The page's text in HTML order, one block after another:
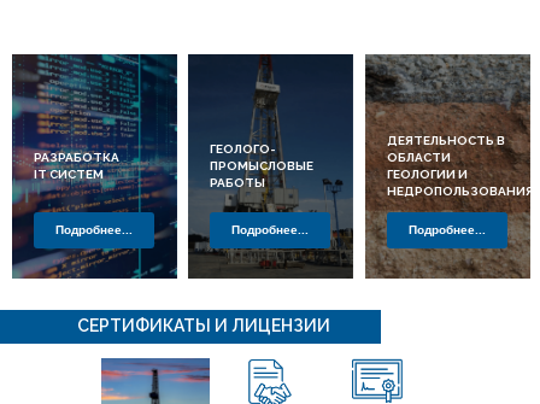
РАЗРАБОТКА
IT СИСТЕМ
Подробнее...
ГЕОЛОГО-
ПРОМЫСЛОВЫЕ
РАБОТЫ
Подробнее...
ДЕЯТЕЛЬНОСТЬ В
ОБЛАСТИ
ГЕОЛОГИИ И
НЕДРОПОЛЬЗОВАНИЯ
Подробнее...
СЕРТИФИКАТЫ И ЛИЦЕНЗИИ